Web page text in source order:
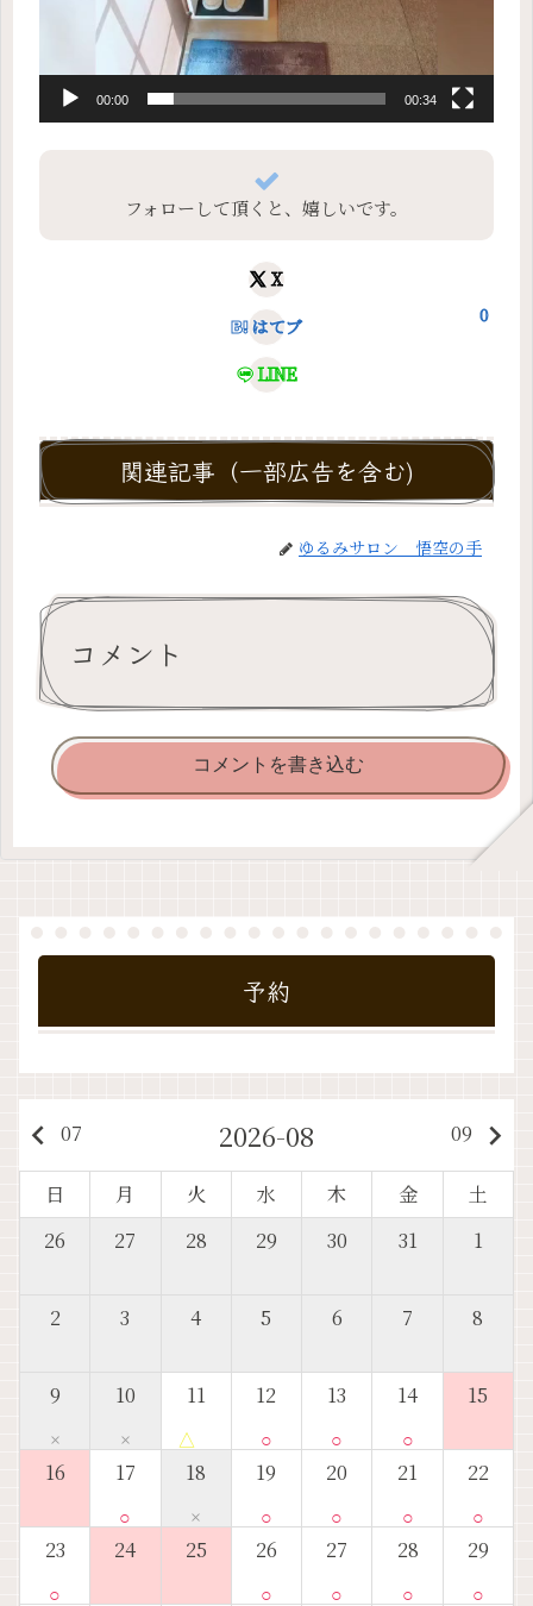
00:00 00:34
フォローして頂くと、嬉しいです。
X
はてブ
0
LINE
関連記事（一部広告を含む)
ゆるみサロン 悟空の手
コメント
コメントを書き込む
予約
keyboard_arrow_left 07 2026-08 09 keyboard_arrow_right
日 月 火 水 木 金
土
26
27 28 29 30 31 1
2 3 4 5 6 7 8
9
×
10
×
11
△
12
○
13
○
14
○
15
16 17
○
18
×
19
○
20
○
21
○
22
○
23
○
24 25 26
○
27
○
28
○
29
○